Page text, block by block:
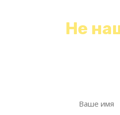
Не